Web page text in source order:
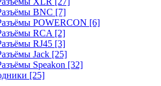
BNC [7]
POWERCON [6]
RCA [2]
RJ45 [3]
Jack [25]
Speakon [32]
[25]